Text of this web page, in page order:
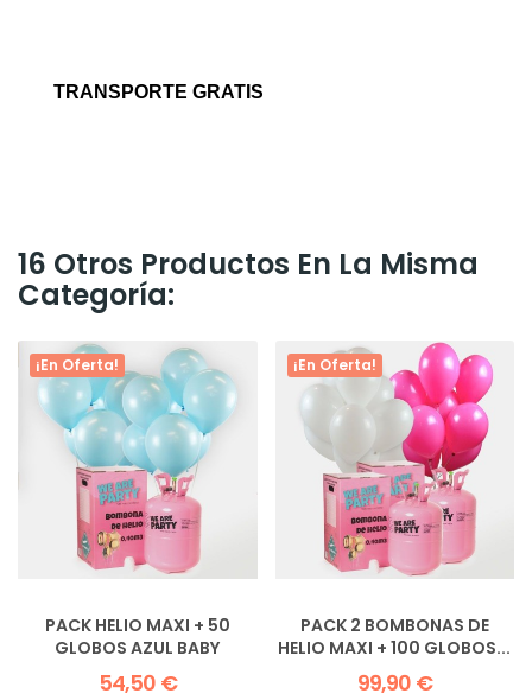
TRANSPORTE GRATIS
16 Otros Productos En La Misma
Categoría:
¡En Oferta!
PACK HELIO MAXI + 50
GLOBOS AZUL BABY
54,50 €
¡En Oferta!
PACK 2 BOMBONAS DE
HELIO MAXI + 100 GLOBOS...
99,90 €